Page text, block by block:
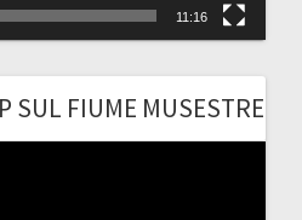
11:16
SUL FIUME MUSESTRE